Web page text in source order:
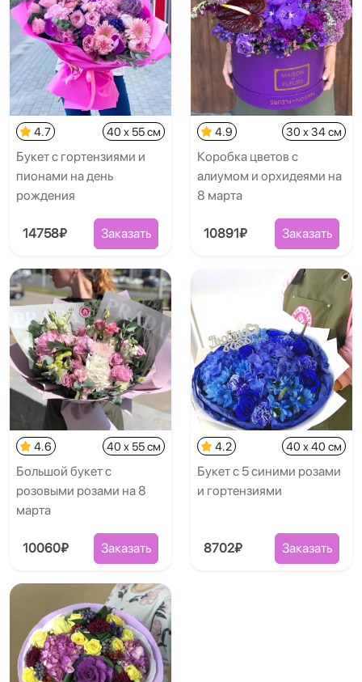
4.7 40 x 55 см
Букет с гортензиями и
пионами на день
рождения
14758₽ Заказать
4.9 30 x 34 см
Коробка цветов с
алиумом и орхидеями на
8 марта
10891₽ Заказать
4.6 40 x 55 см
Большой букет с
розовыми розами на 8
марта
10060₽ Заказать
4.2 40 x 40 см
Букет с 5 синими розами
и гортензиями
8702₽ Заказать